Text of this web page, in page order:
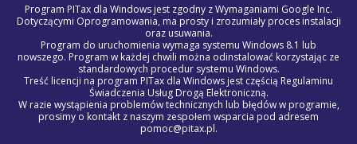
Program PITax dla Windows jest zgodny z Wymaganiami Google Inc.
Dotyczącymi Oprogramowania, ma prosty i zrozumiały proces instalacji
oraz usuwania.
Program do uruchomienia wymaga systemu Windows 8.1 lub
nowszego. Program w każdej chwili można odinstalować korzystając ze
standardowych procedur systemu Windows.
Treść licencji na program PITax dla Windows jest częścią Regulaminu
Świadczenia Usług Drogą Elektroniczną.
W razie wystąpienia problemów technicznych lub błędów w programie,
prosimy o kontakt z naszym zespołem wsparcia pod adresem
pomoc@pitax.pl.